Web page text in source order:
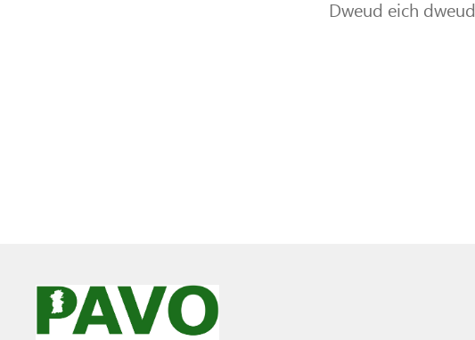
Dweud eich dweud